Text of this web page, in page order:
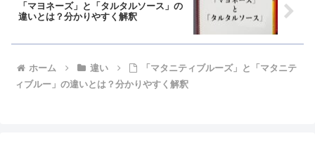
「マヨネーズ」と「タルタルソース」の
違いとは？分かりやすく解釈
ホーム 違い
「マタニティブルーズ」と「マタニテ
ィブルー」の違いとは？分かりやすく解釈